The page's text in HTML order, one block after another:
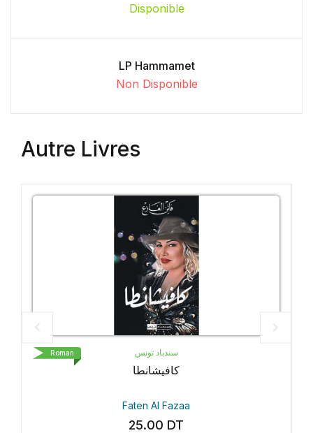
Disponible
LP Hammamet
Non Disponible
Autre Livres
سندباد تونس
كافيشانطا
Faten Al Fazaa
25.00 DT
Roman